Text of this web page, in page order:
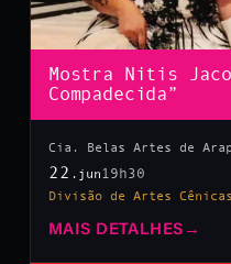
Mostra Nitis
Compadecida”
Cia. Belas Artes de
22 .jun 19h30
Divisão de Artes Cênicas
MAIS DETALHES →